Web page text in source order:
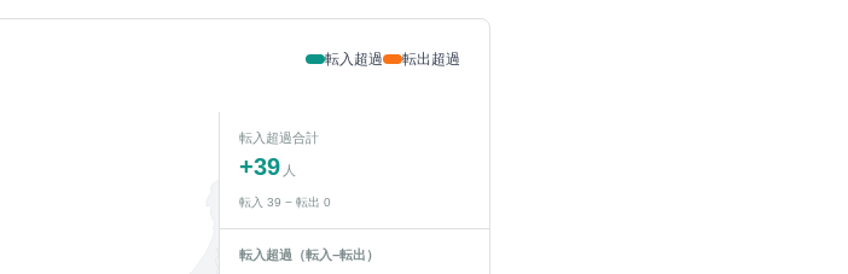
転入超過 転出超過
転入超過合計
+39 人
転入 39 − 転出 0
転入超過（転入−転出）